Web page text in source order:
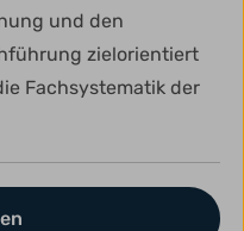
und den
zielorientiert
Fachsystematik der